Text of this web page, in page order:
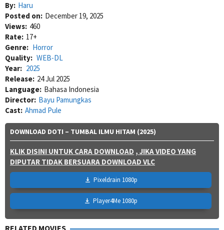
By: Haru
Posted on: December 19, 2025
Views: 460
Rate: 17+
Genre: Horror
Quality: WEB-DL
Year: 2025
Release: 24 Jul 2025
Language: Bahasa Indonesia
Director: Bayu Pamungkas
Cast: Ahmad Pule
DOWNLOAD DOTI – TUMBAL ILMU HITAM (2025)
KLIK DISINI UNTUK CARA DOWNLOAD , JIKA VIDEO YANG
DIPUTAR TIDAK BERSUARA DOWNLOAD VLC
Pixeldrain 1080p
Player4Me 1080p